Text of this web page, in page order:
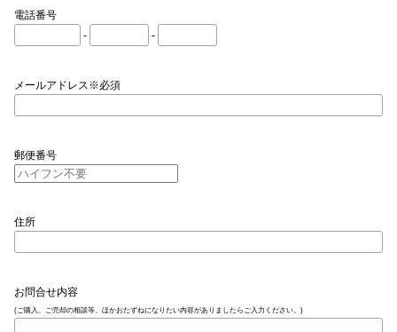
電話番号
-
-
メールアドレス※必須
郵便番号
住所
お問合せ内容
(ご購入、ご売却の相談等、ほかおたずねになりたい内容がありましたらご入力ください。)